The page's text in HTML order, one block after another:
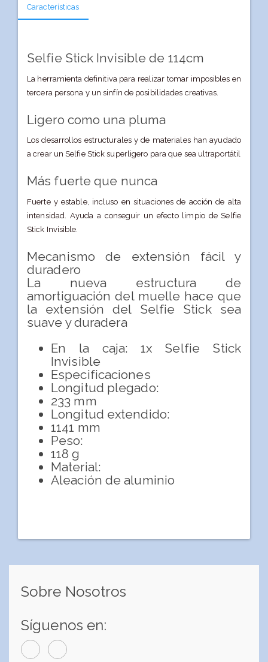
Características
Selfie Stick Invisible de 114cm
La herramienta definitiva para realizar tomar imposibles en
tercera persona y un sinfín de posibilidades creativas.
Ligero como una pluma
Los desarrollos estructurales y de materiales han ayudado
a crear un Selfie Stick superligero para que sea ultraportátil
Más fuerte que nunca
Fuerte y estable, incluso en situaciones de acción de alta
intensidad. Ayuda a conseguir un efecto limpio de Selfie
Stick Invisible.
Mecanismo de extensión fácil y
duradero
La nueva estructura de
amortiguación del muelle hace que
la extensión del Selfie Stick sea
suave y duradera
En la caja: 1x Selfie Stick
Invisible
Especificaciones
Longitud plegado:
233 mm
Longitud extendido:
1141 mm
Peso:
118 g
Material:
Aleación de aluminio
Sobre Nosotros
Síguenos en: